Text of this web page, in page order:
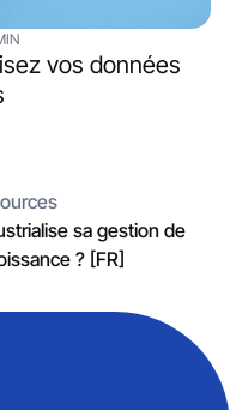
vos données
sa gestion de
? [FR]